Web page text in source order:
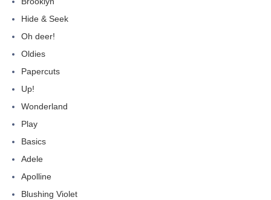
Hide & Seek
Oh deer!
Oldies
Papercuts
Up!
Wonderland
Play
Basics
Adele
Apolline
Blushing Violet